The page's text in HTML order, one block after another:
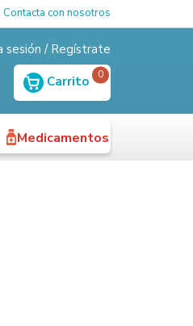
Contacta con nosotros
sesión / Regístrate
Carrito 0
Medicamentos